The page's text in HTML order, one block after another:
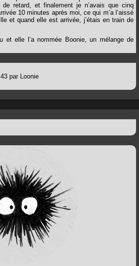
de retard, et finalement je n’avais que cinq
10 minutes après moi, ce qui m’a l’aissé
et quand elle est arrivée, j’étais en train de
et elle l’a nommée Boonie, un mélange de
par Loonie